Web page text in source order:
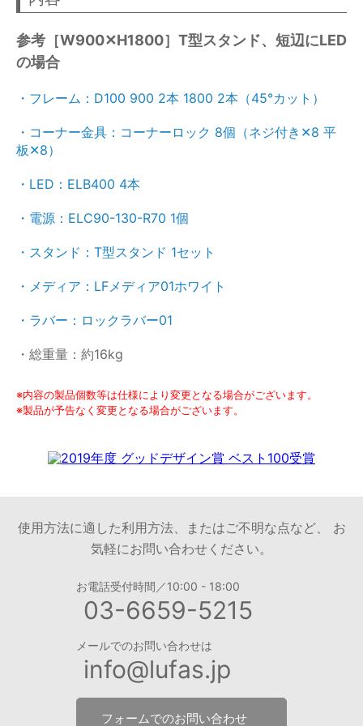
参考［W900✕H1800］T型スタンド、短辺にLED
の場合
・フレーム：D100 900 2本 1800 2本（45°カット）
・コーナー金具：コーナーロック 8個（ネジ付き✕8 平
板✕8）
・LED：ELB400 4本
・電源：ELC90-130-R70 1個
・スタンド：T型スタンド 1セット
・メディア：LFメディア01ホワイト
・ラバー：ロックラバー01
・総重量：約16kg
※内容の製品個数等は仕様により変更となる場合がございます。
※製品が予告なく変更となる場合がございます。
使用方法に適した利用方法、またはご不明な点など、 お
気軽にお問い合わせください。
お電話受付時間／10:00 - 18:00
03-6659-5215
メールでのお問い合わせは
info@lufas.jp
フォームでのお問い合わせ